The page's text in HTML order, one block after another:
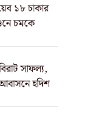
১৮ চাকার
চমকে
সাফল্য,
হদিশ